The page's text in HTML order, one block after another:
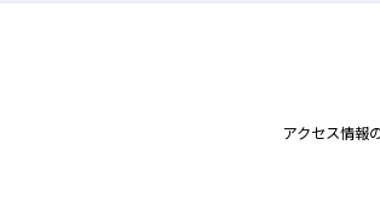
アクセス情報